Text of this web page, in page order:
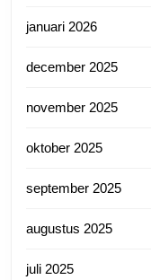
januari 2026
december 2025
november 2025
oktober 2025
september 2025
augustus 2025
juli 2025